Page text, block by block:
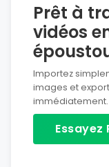
Prêt à
vidéos
Importez
images et
immédiatement.